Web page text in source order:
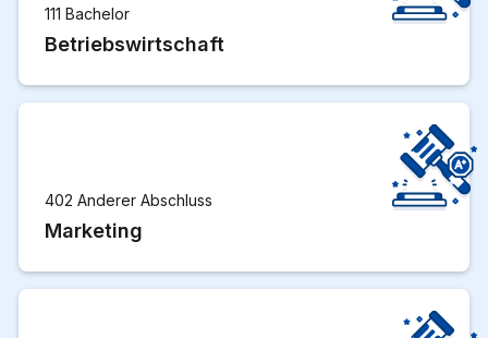
111 Bachelor
Betriebswirtschaft
402 Anderer Abschluss
Marketing